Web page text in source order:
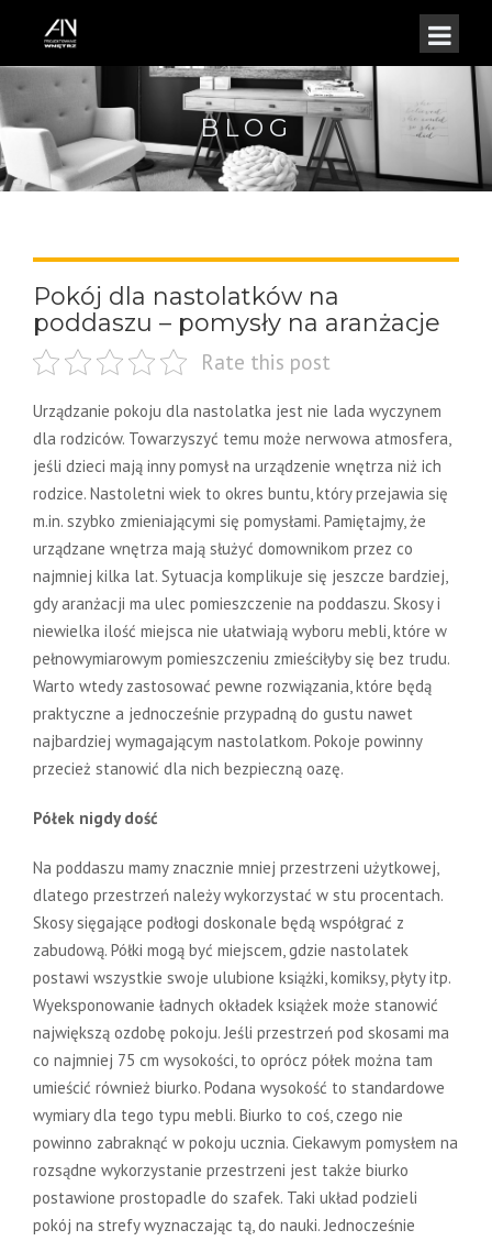
BLOG
Pokój dla nastolatków na
poddaszu – pomysły na aranżacje
Rate this post
Urządzanie pokoju dla nastolatka jest nie lada wyczynem
dla rodziców. Towarzyszyć temu może nerwowa atmosfera,
jeśli dzieci mają inny pomysł na urządzenie wnętrza niż ich
rodzice. Nastoletni wiek to okres buntu, który przejawia się
m.in. szybko zmieniającymi się pomysłami. Pamiętajmy, że
urządzane wnętrza mają służyć domownikom przez co
najmniej kilka lat. Sytuacja komplikuje się jeszcze bardziej,
gdy aranżacji ma ulec pomieszczenie na poddaszu. Skosy i
niewielka ilość miejsca nie ułatwiają wyboru mebli, które w
pełnowymiarowym pomieszczeniu zmieściłyby się bez trudu.
Warto wtedy zastosować pewne rozwiązania, które będą
praktyczne a jednocześnie przypadną do gustu nawet
najbardziej wymagającym nastolatkom. Pokoje powinny
przecież stanowić dla nich bezpieczną oazę.
Półek nigdy dość
Na poddaszu mamy znacznie mniej przestrzeni użytkowej,
dlatego przestrzeń należy wykorzystać w stu procentach.
Skosy sięgające podłogi doskonale będą współgrać z
zabudową. Półki mogą być miejscem, gdzie nastolatek
postawi wszystkie swoje ulubione książki, komiksy, płyty itp.
Wyeksponowanie ładnych okładek książek może stanowić
największą ozdobę pokoju. Jeśli przestrzeń pod skosami ma
co najmniej 75 cm wysokości, to oprócz półek można tam
umieścić również biurko. Podana wysokość to standardowe
wymiary dla tego typu mebli. Biurko to coś, czego nie
powinno zabraknąć w pokoju ucznia. Ciekawym pomysłem na
rozsądne wykorzystanie przestrzeni jest także biurko
postawione prostopadle do szafek. Taki układ podzieli
pokój na strefy wyznaczając tą, do nauki. Jednocześnie